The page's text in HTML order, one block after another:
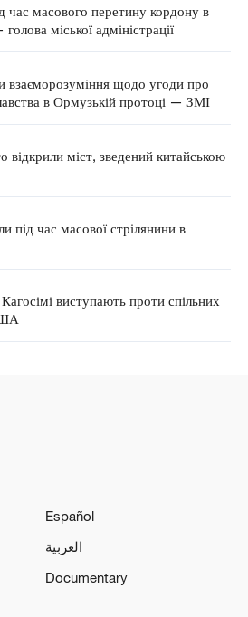
час масового перетину кордону в
міської адміністрації
взаєморозуміння щодо угоди про
в Ормузькій протоці — ЗМІ
відкрили міст, зведений китайською
під час масової стрілянини в
виступають проти спільних
Español
العربية
Documentary